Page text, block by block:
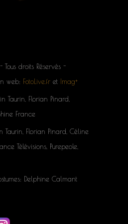
droits Réservés -
web: FotoLive.fr et Imag+
Taurin, Florian Pinard,
France
Taurin, Florian Pinard, Céline
Télévisions, Purepeole,
Delphine Calmant